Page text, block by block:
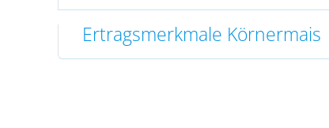
Ertragsmerkmale Körnermais